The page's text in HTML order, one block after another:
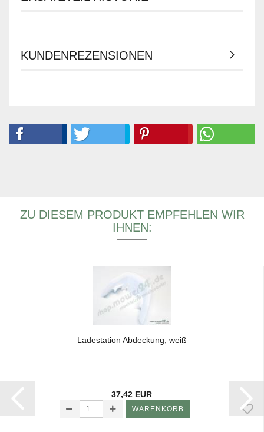
KUNDENREZENSIONEN
ZU DIESEM PRODUKT EMPFEHLEN WIR
IHNEN:
La­de­sta­ti­on Ab­de­ckung, weiß
37,42 EUR
WARENKORB